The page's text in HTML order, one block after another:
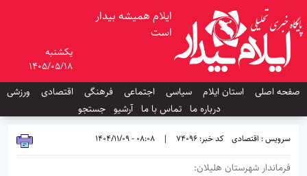
ایلام همیشه بیدار
است
یکشنبه
1405/05/18
صفحه اصلی
استان ایلام سیاسی اجتماعی فرهنگی اقتصادی
ورزشی
درباره ما تماس با ما آرشیو جستجو
سرویس : اقتصادی کد خبر: 74096 |
08:08 - 1404/11/09
فرماندار شهرستان هلیلان: